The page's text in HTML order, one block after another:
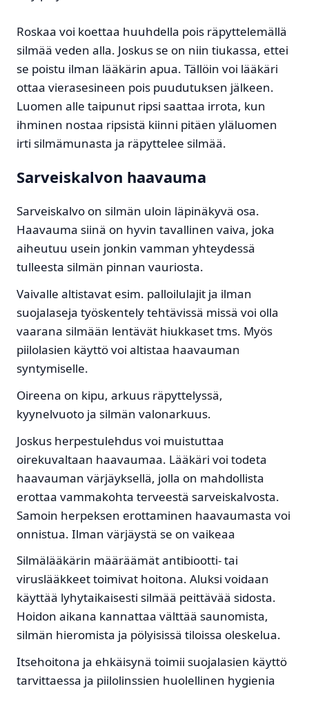
Roskaa voi koettaa huuhdella pois räpyttelemällä
silmää veden alla. Joskus se on niin tiukassa, ettei
se poistu ilman lääkärin apua. Tällöin voi lääkäri
ottaa vierasesineen pois puudutuksen jälkeen.
Luomen alle taipunut ripsi saattaa irrota, kun
ihminen nostaa ripsistä kiinni pitäen yläluomen
irti silmämunasta ja räpyttelee silmää.
Sarveiskalvon haavauma
Sarveiskalvo on silmän uloin läpinäkyvä osa.
Haavauma siinä on hyvin tavallinen vaiva, joka
aiheutuu usein jonkin vamman yhteydessä
tulleesta silmän pinnan vauriosta.
Vaivalle altistavat esim. palloilulajit ja ilman
suojalaseja työskentely tehtävissä missä voi olla
vaarana silmään lentävät hiukkaset tms. Myös
piilolasien käyttö voi altistaa haavauman
syntymiselle.
Oireena on kipu, arkuus räpyttelyssä,
kyynelvuoto ja silmän valonarkuus.
Joskus herpestulehdus voi muistuttaa
oirekuvaltaan haavaumaa. Lääkäri voi todeta
haavauman värjäyksellä, jolla on mahdollista
erottaa vammakohta terveestä sarveiskalvosta.
Samoin herpeksen erottaminen haavaumasta voi
onnistua. Ilman värjäystä se on vaikeaa
Silmälääkärin määräämät antibiootti- tai
viruslääkkeet toimivat hoitona. Aluksi voidaan
käyttää lyhytaikaisesti silmää peittävää sidosta.
Hoidon aikana kannattaa välttää saunomista,
silmän hieromista ja pölyisissä tiloissa oleskelua.
Itsehoitona ja ehkäisynä toimii suojalasien käyttö
tarvittaessa ja piilolinssien huolellinen hygienia